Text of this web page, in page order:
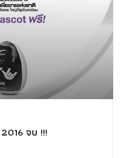
จบ !!!